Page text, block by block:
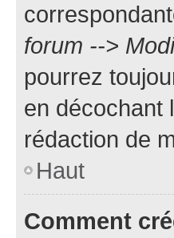
forum -->
pourrez
en décochant
rédaction de
Haut
Comment